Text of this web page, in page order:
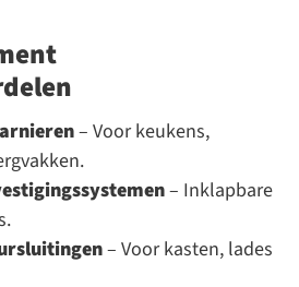
– Voor keukens,
– Inklapbare
– Voor kasten, lades